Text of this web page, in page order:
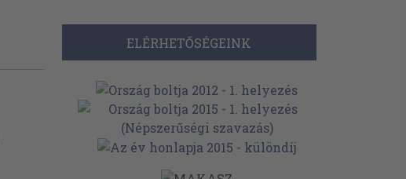
ELÉRHETŐSÉGEINK